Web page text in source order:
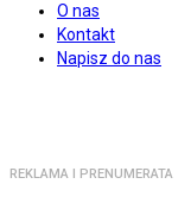
O nas
Kontakt
Napisz do nas
REKLAMA I PRENUMERATA